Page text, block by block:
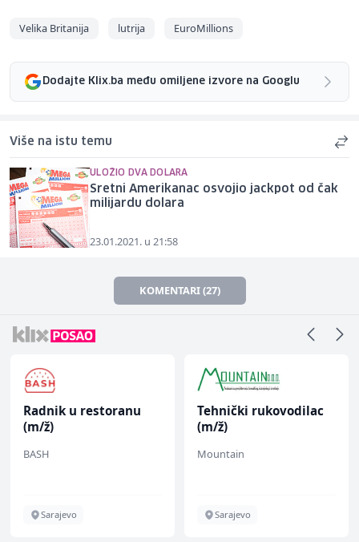
Velika Britanija lutrija EuroMillions
Dodajte Klix.ba među omiljene izvore na Googlu
Više na istu temu
ULOŽIO DVA DOLARA
Sretni Amerikanac osvojio jackpot od čak
milijardu dolara
23.01.2021. u 21:58
KOMENTARI (27)
Radnik u restoranu
(m/ž)
BASH
Sarajevo
Tehnički rukovodilac
(m/ž)
Mountain
Sarajevo